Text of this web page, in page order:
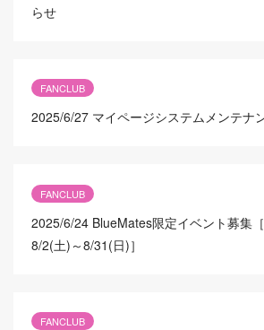
らせ
FANCLUB
2025/6/27 マイページシステムメンテナ
FANCLUB
2025/6/24 BlueMates限定イベント募集
8/2(土)～8/31(日)］
FANCLUB